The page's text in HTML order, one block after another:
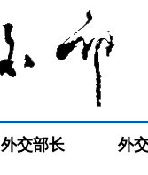
外交部长 外